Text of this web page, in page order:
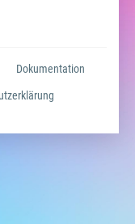
Dokumentation